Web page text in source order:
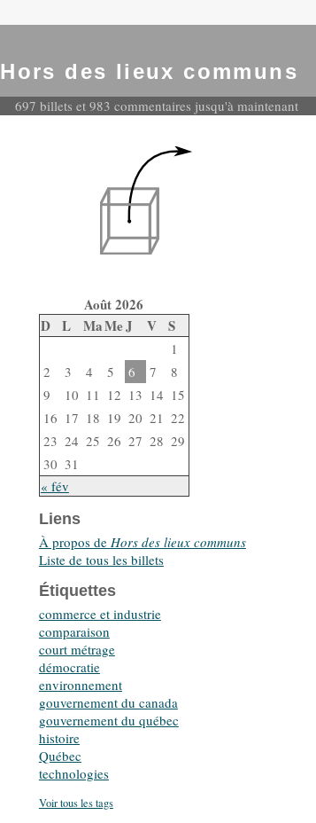
Hors des lieux communs
697 billets et 983 commentaires jusqu'à maintenant
Août 2026
D L MaMeJ V S
« fév
1
2
3 4 5 6 7
8
9
10 11 12 13 14 15
16 17 18 19 20 21 22
23 24 25 26 27 28 29
30 31
Liens
À propos de Hors des lieux communs
Liste de tous les billets
Étiquettes
commerce et industrie
comparaison
court métrage
démocratie
environnement
gouvernement du canada
gouvernement du québec
histoire
Québec
technologies
Voir tous les tags